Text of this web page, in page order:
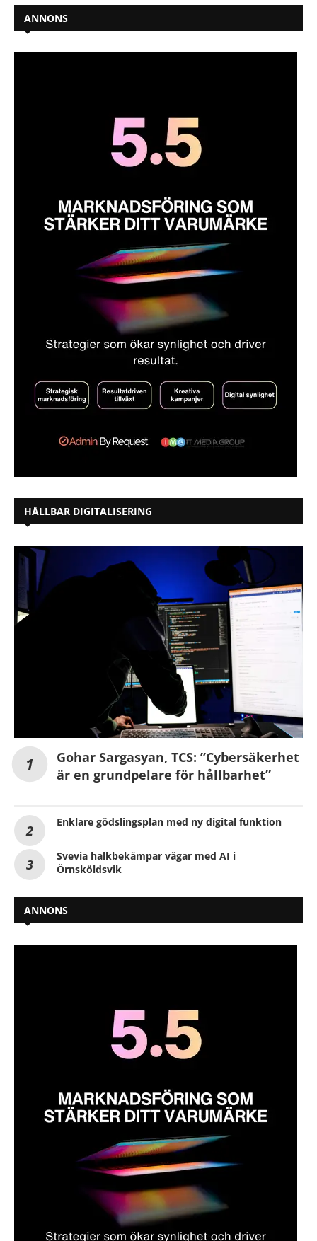
ANNONS
HÅLLBAR DIGITALISERING
Gohar Sargasyan, TCS: ”Cybersäkerhet
är en grundpelare för hållbarhet”
Enklare gödslingsplan med ny digital funktion
Svevia halkbekämpar vägar med AI i
Örnsköldsvik
ANNONS